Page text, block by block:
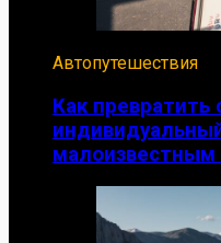
Автопутешествия
Как превратить